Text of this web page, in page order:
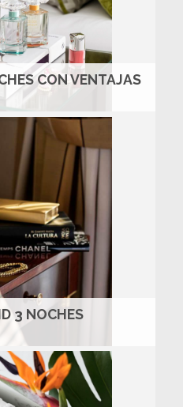
CON VENTAJAS
3 NOCHES